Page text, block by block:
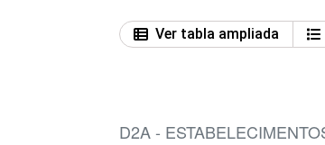
Ver tabla ampliada
D2A -